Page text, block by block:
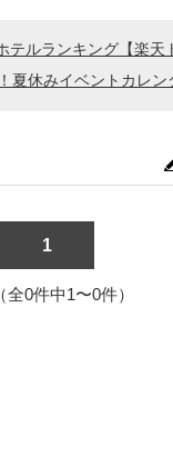
ルランキング【楽天
夏休みイベントカレン
1
全0件中1〜0件）